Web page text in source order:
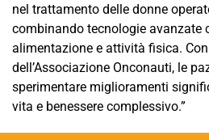
nel trattamento delle donne
combinando tecnologie avanzate
alimentazione e attività fisica.
dell’Associazione Onconauti, le
sperimentare miglioramenti
vita e benessere complessivo.”